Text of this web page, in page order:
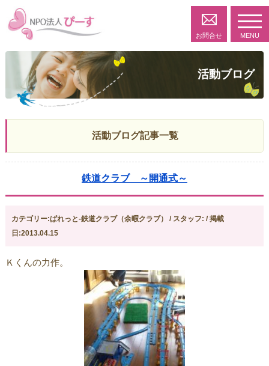
お問合せ MENU
活動ブログ
活動ブログ記事一覧
鉄道クラブ ～開通式～
カテゴリー:ぱれっと-鉄道クラブ（余暇クラブ） / スタッフ: / 掲載
日:2013.04.15
Ｋくんの力作。